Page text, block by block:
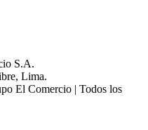
S.A.
Lima.
El Comercio | Todos los